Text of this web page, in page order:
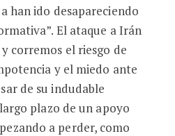
han ido desapareciendo
El ataque a Irán
corremos el riesgo de
y el miedo ante
de su indudable
plazo de un apoyo
a perder, como